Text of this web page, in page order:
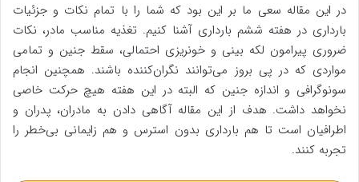
در این مقاله سعی ما بر این بود که شما را با تمام نکات و جزئیات
بارداری در هفته ششم بارداری آشنا کنیم. تغذیه مناسب مادر، نکات
ضروری پیرامون لکه بینی و خونریزی احتمالی، سقط جنین و تمامی
مواردی که در پی بروز می‌توانند نگران‌کننده باشند. همچنین انجام
سونوگرافی و اندازه جنین که البته در این هفته هیچ حرکت خاصی
نخواهد داشت. هدف از این مقاله آگاهی دادن به مادران، پدران و
اطرافیان است تا هم بارداری بدون استرس و هم زایمانی بی‌خطر را
تجربه کنند.